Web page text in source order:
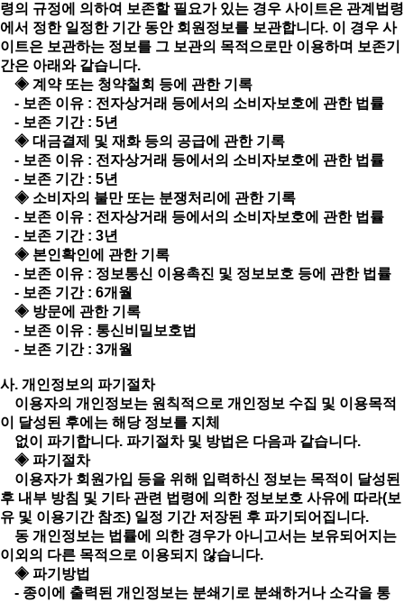
령의 규정에 의하여 보존할 필요가 있는 경우 사이트은 관계법령
에서 정한 일정한 기간 동안 회원정보를 보관합니다. 이 경우 사
이트은 보관하는 정보를 그 보관의 목적으로만 이용하며 보존기
간은 아래와 같습니다.
◈ 계약 또는 청약철회 등에 관한 기록
- 보존 이유 : 전자상거래 등에서의 소비자보호에 관한 법률
- 보존 기간 : 5년
◈ 대금결제 및 재화 등의 공급에 관한 기록
- 보존 이유 : 전자상거래 등에서의 소비자보호에 관한 법률
- 보존 기간 : 5년
◈ 소비자의 불만 또는 분쟁처리에 관한 기록
- 보존 이유 : 전자상거래 등에서의 소비자보호에 관한 법률
- 보존 기간 : 3년
◈ 본인확인에 관한 기록
- 보존 이유 : 정보통신 이용촉진 및 정보보호 등에 관한 법률
- 보존 기간 : 6개월
◈ 방문에 관한 기록
- 보존 이유 : 통신비밀보호법
- 보존 기간 : 3개월
사. 개인정보의 파기절차
이용자의 개인정보는 원칙적으로 개인정보 수집 및 이용목적
이 달성된 후에는 해당 정보를 지체
없이 파기합니다. 파기절차 및 방법은 다음과 같습니다.
◈ 파기절차
이용자가 회원가입 등을 위해 입력하신 정보는 목적이 달성된
후 내부 방침 및 기타 관련 법령에 의한 정보보호 사유에 따라(보
유 및 이용기간 참조) 일정 기간 저장된 후 파기되어집니다.
동 개인정보는 법률에 의한 경우가 아니고서는 보유되어지는
이외의 다른 목적으로 이용되지 않습니다.
◈ 파기방법
- 종이에 출력된 개인정보는 분쇄기로 분쇄하거나 소각을 통